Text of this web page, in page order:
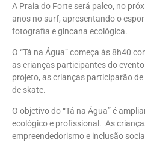
A Praia do Forte será palco, no
anos no surf, apresentando o
fotografia e gincana ecológica.
O “Tá na Água” começa às 8h40
as crianças participantes do
projeto, as crianças participarão
de skate.
O objetivo do “Tá na Água” é
ecológico e profissional. As
empreendedorismo e inclusão